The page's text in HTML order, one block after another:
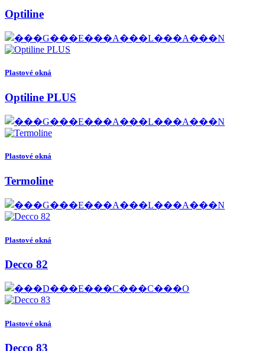
Optiline
Plastové okná
Optiline PLUS
Plastové okná
Termoline
Plastové okná
Decco 82
Plastové okná
Decco 83